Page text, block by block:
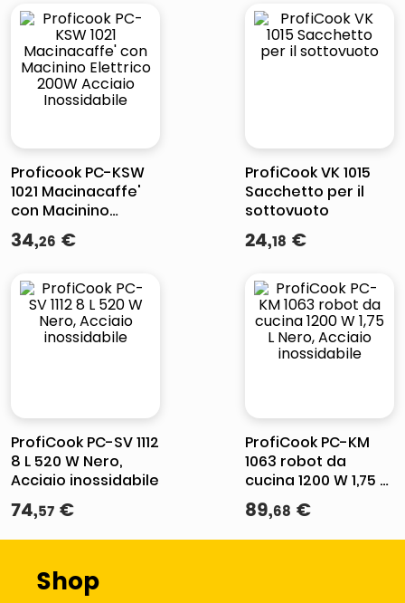
Proficook PC-KSW
1021 Macinacaffe'
con Macinino
Elettrico 200W
Acciaio Inossidabile
34,26 €
ProfiCook VK 1015
Sacchetto per il
sottovuoto
24,18 €
ProfiCook PC-SV 1112
8 L 520 W Nero,
Acciaio inossidabile
74,57 €
ProfiCook PC-KM
1063 robot da
cucina 1200 W 1,75 L
Nero, Acciaio
inossidabile
89,68 €
Shop